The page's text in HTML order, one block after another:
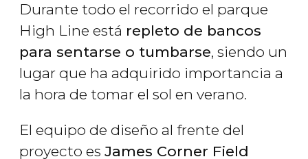
Durante todo el recorrido el parque
High Line está repleto de bancos
para sentarse o tumbarse, siendo un
lugar que ha adquirido importancia a
la hora de tomar el sol en verano.
El equipo de diseño al frente del
proyecto es James Corner Field